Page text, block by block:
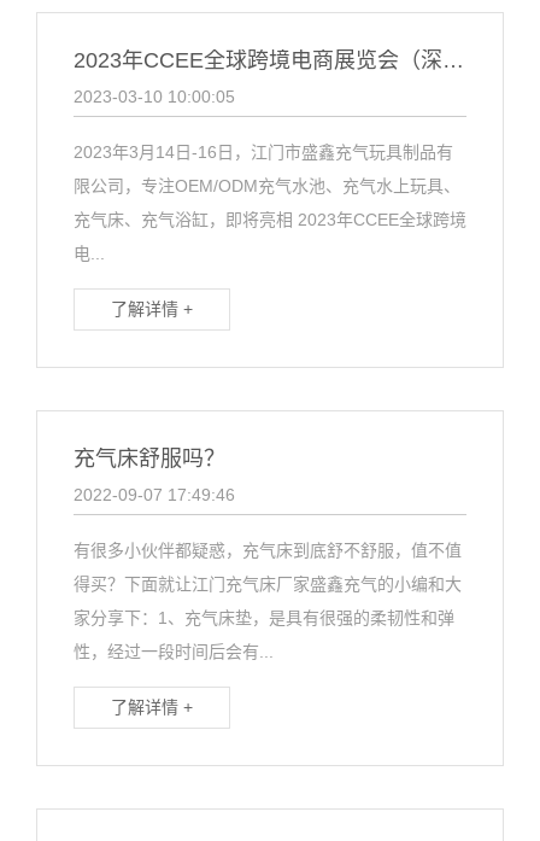
2023年CCEE全球跨境电商展览会（深圳）火热全场 迎来跨境电商新时代
2023-03-10 10:00:05
2023年3月14日-16日，江门市盛鑫充气玩具制品有
限公司，专注OEM/ODM充气水池、充气水上玩具、
充气床、充气浴缸，即将亮相 2023年CCEE全球跨境
电...
了解详情 +
充气床舒服吗？
2022-09-07 17:49:46
有很多小伙伴都疑惑，充气床到底舒不舒服，值不值
得买？下面就让江门充气床厂家盛鑫充气的小编和大
家分享下：1、充气床垫，是具有很强的柔韧性和弹
性，经过一段时间后会有...
了解详情 +